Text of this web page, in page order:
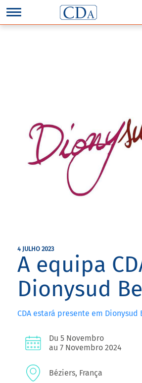
4 JULHO 2023
A equipa
Dionysud
CDA estará presente em Dionysud
Du 5 Novembro
au 7 Novembro 2024
Béziers, França